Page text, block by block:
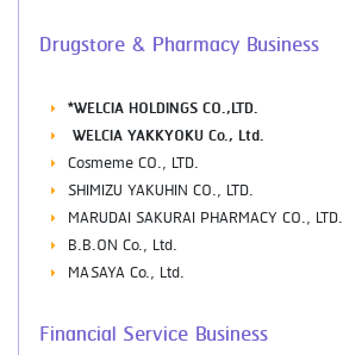
Drugstore & Pharmacy Business
*WELCIA HOLDINGS CO.,LTD.
WELCIA YAKKYOKU Co., Ltd.
Cosmeme CO., LTD.
SHIMIZU YAKUHIN CO., LTD.
MARUDAI SAKURAI PHARMACY CO., LTD.
B.B.ON Co., Ltd.
MASAYA Co., Ltd.
Financial Service Business